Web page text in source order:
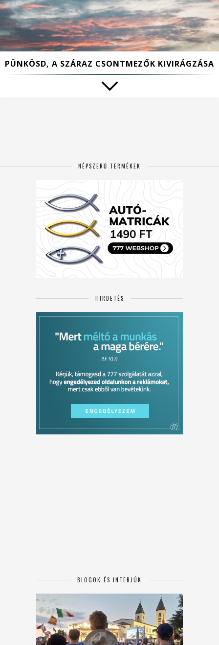
PÜNKÖSD, A SZÁRAZ CSONTMEZŐK KIVIRÁGZÁSA
NÉPSZERŰ TERMÉKEK
HIRDETÉS
BLOGOK ÉS INTERJÚK